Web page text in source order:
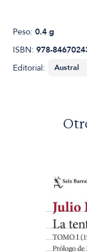
Peso:0.4 g
ISBN:978-
Editorial: